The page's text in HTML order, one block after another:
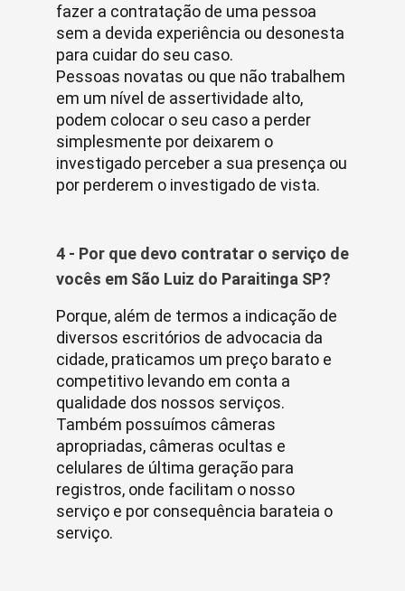
fazer a contratação de uma pessoa
sem a devida experiência ou desonesta
para cuidar do seu caso.
Pessoas novatas ou que não trabalhem
em um nível de assertividade alto,
podem colocar o seu caso a perder
simplesmente por deixarem o
investigado perceber a sua presença ou
por perderem o investigado de vista.
4 - Por que devo contratar o serviço de
vocês em São Luiz do Paraitinga SP?
Porque, além de termos a indicação de
diversos escritórios de advocacia da
cidade, praticamos um preço barato e
competitivo levando em conta a
qualidade dos nossos serviços.
Também possuímos câmeras
apropriadas, câmeras ocultas e
celulares de última geração para
registros, onde facilitam o nosso
serviço e por consequência barateia o
serviço.